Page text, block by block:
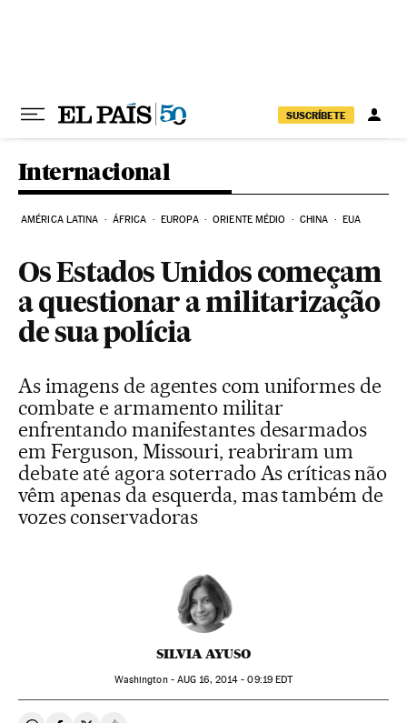
SUSCRÍBETE
Internacional
AMÉRICA LATINA ÁFRICA EUROPA ORIENTE MÉDIO CHINA EUA
Os Estados Unidos começam
a questionar a militarização
de sua polícia
As imagens de agentes com uniformes de
combate e armamento militar
enfrentando manifestantes desarmados
em Ferguson, Missouri, reabriram um
debate até agora soterrado As críticas não
vêm apenas da esquerda, mas também de
vozes conservadoras
SILVIA AYUSO
Washington - AUG 16, 2014 - 09:19EDT